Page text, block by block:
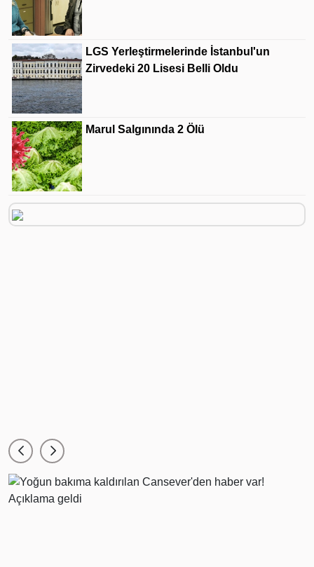
LGS Yerleştirmelerinde İstanbul'un
Zirvedeki 20 Lisesi Belli Oldu
Marul Salgınında 2 Ölü